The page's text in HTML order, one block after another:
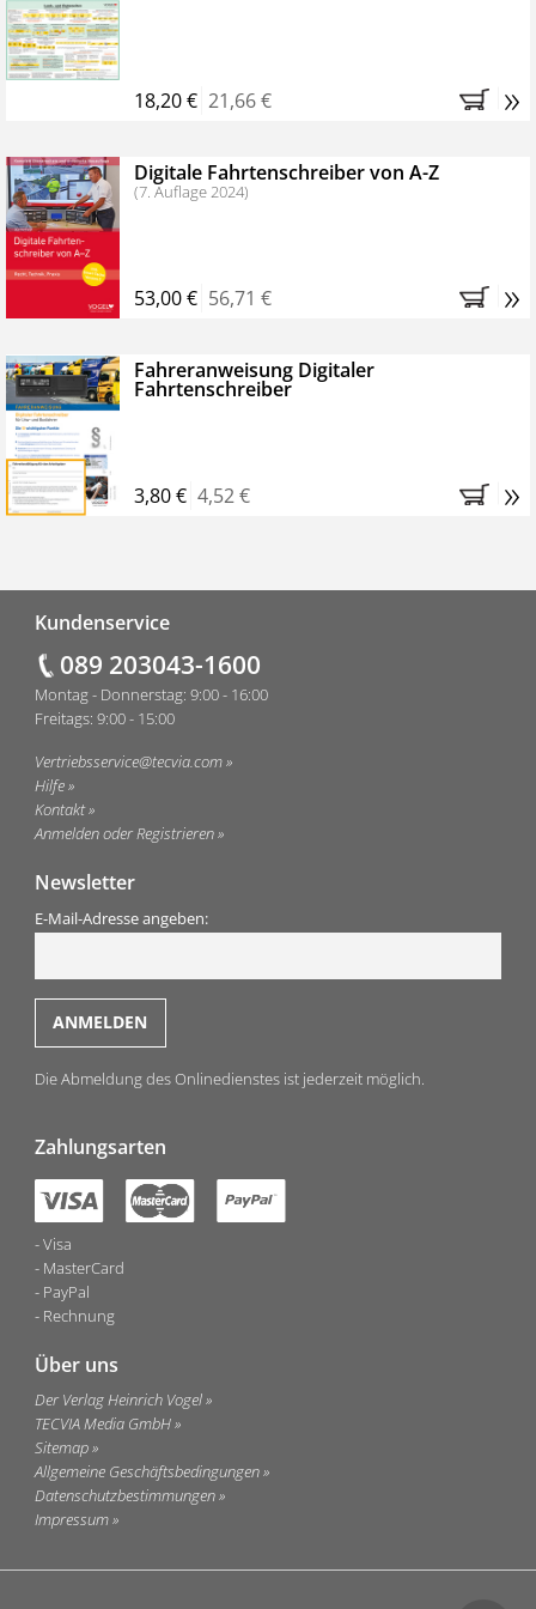
Bestellen Sie jetzt das VerkehrsRundschau Profipaket im
Kennenlern-Abo für zwei Monate (inkl. der derzeitig
Monaten brauchen Sie nichts weiter tun, das
Abonnement endet automatisch, es entstehen keine
weiteren Verpflichtungen.
18,20 € 21,66 € »
Digitale Fahrtenschreiber von A-Z
(7. Auflage 2024)
53,00 € 56,71 € »
Fahreranweisung Digitaler
Fahrtenschreiber
3,80 € 4,52 € »
Kundenservice
089 203043-1600
Montag - Donnerstag: 9:00 - 16:00
Freitags: 9:00 - 15:00
Vertriebsservice@tecvia.com
Hilfe
Kontakt
Anmelden oder Registrieren
Newsletter
E-Mail-Adresse angeben:
Die Abmeldung des Onlinedienstes ist jederzeit möglich.
Zahlungsarten
Visa
MasterCard
PayPal
Rechnung
Über uns
Der Verlag Heinrich Vogel
TECVIA Media GmbH
Sitemap
Allgemeine Geschäftsbedingungen
Datenschutzbestimmungen
Impressum